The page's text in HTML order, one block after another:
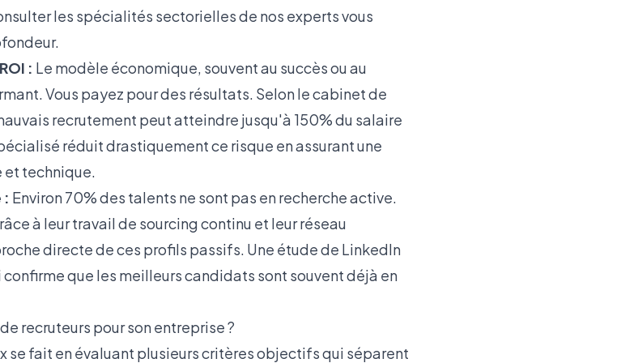
les spécialités sectorielles de nos expertsvous
: Le modèle économique, souvent au succès ou au
Vous payez pour des résultats. Selon le cabinet de
recrutement peut atteindre jusqu'à 150% du salaire
réduit drastiquement ce risque en assurant une
technique.
: Environ 70% des talents ne sont pas en recherche active.
à leur travail de sourcing continu et leur réseau
directe de ces profils passifs. Une étude de LinkedIn
confirme que les meilleurs candidats sont souvent déjà en
recruteurs pour son entreprise ?
se fait en évaluant plusieurs critères objectifs qui séparent